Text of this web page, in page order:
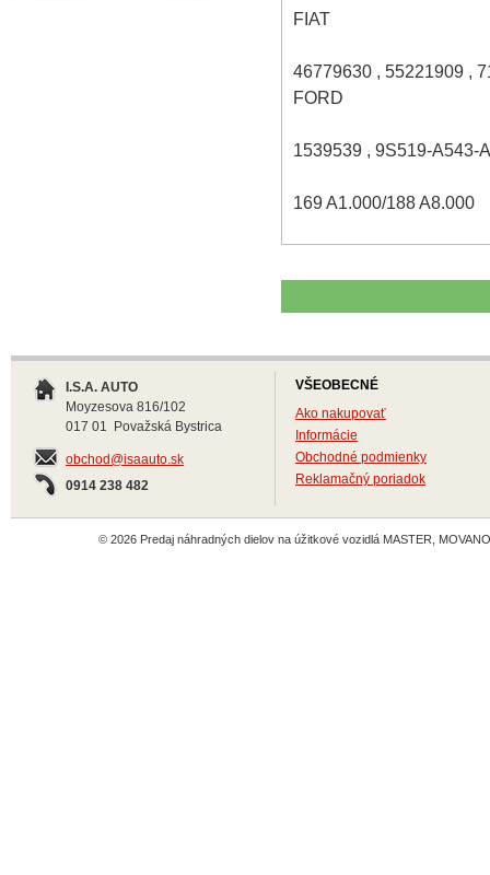
FIAT
46779630 , 55221909 ,
FORD
1539539 , 9S519-A543-
169 A1.000/188 A8.000
I.S.A. AUTO
Moyzesova 816/102
017 01 Považská Bystrica
obchod@isaauto.sk
0914 238 482
VŠEOBECNÉ
Ako nakupovať
Informácie
Obchodné podmienky
Reklamačný poriadok
© 2026 Predaj náhradných dielov na úžitkové vozidlá MASTER,